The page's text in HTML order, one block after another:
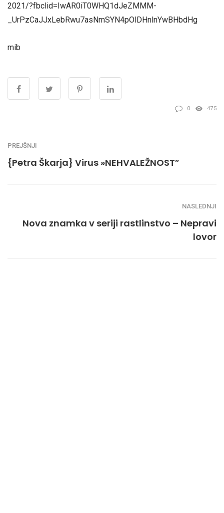
2021/?fbclid=IwAR0iT0WHQ1dJeZMMM-
_UrPzCaJJxLebRwu7asNmSYN4pOlDHnlnYwBHbdHg
mib
0 475
PREJŠNJI
{Petra Škarja} Virus »NEHVALEŽNOST”
NASLEDNJI
Nova znamka v seriji rastlinstvo – Nepravi
lovor